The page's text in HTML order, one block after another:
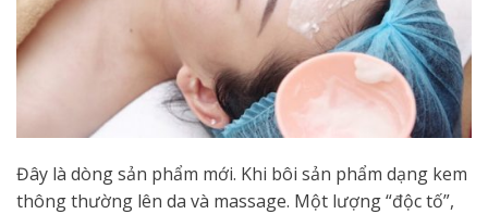
Đây là dòng sản phẩm mới. Khi bôi sản phẩm dạng kem
thông thường lên da và massage. Một lượng “độc tố”,